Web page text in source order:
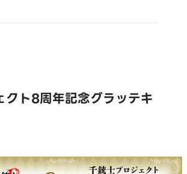
クト8周年記念グラッテキ